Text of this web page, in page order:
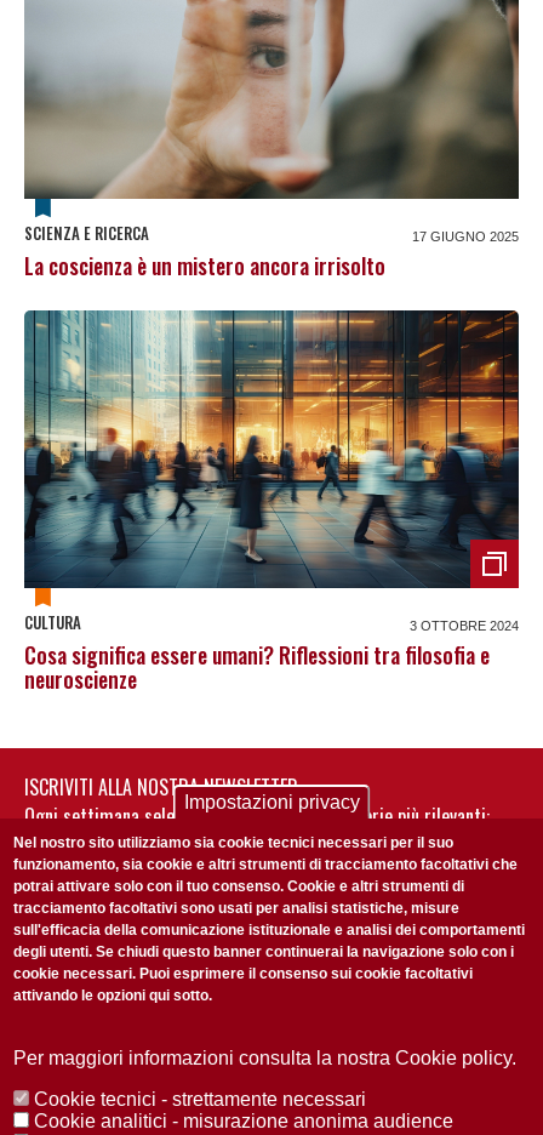
SCIENZA E RICERCA 17 GIUGNO 2025
La coscienza è un mistero ancora irrisolto
CULTURA 3 OTTOBRE 2024
Cosa significa essere umani? Riflessioni tra filosofia e
neuroscienze
ISCRIVITI ALLA NOSTRA NEWSLETTER
Ogni settimana selezioniamo per te nostre storie più rilevanti:
non perderti gli aggiornamenti della nostra newsletter
Accetto laPrivacy Policy
Redazione Copyright Privacy Area stampa
Impostazioni privacy
Nel nostro sito utilizziamo sia cookie tecnici necessari per il suo
funzionamento, sia cookie e altri strumenti di tracciamento facoltativi che
potrai attivare solo con il tuo consenso. Cookie e altri strumenti di
tracciamento facoltativi sono usati per analisi statistiche, misure
sull'efficacia della comunicazione istituzionale e analisi dei comportamenti
degli utenti. Se chiudi questo banner continuerai la navigazione solo con i
cookie necessari. Puoi esprimere il consenso sui cookie facoltativi
attivando le opzioni qui sotto.
Per maggiori informazioni consulta la nostra Cookie policy.
Cookie tecnici - strettamente necessari
Cookie analitici - misurazione anonima audience